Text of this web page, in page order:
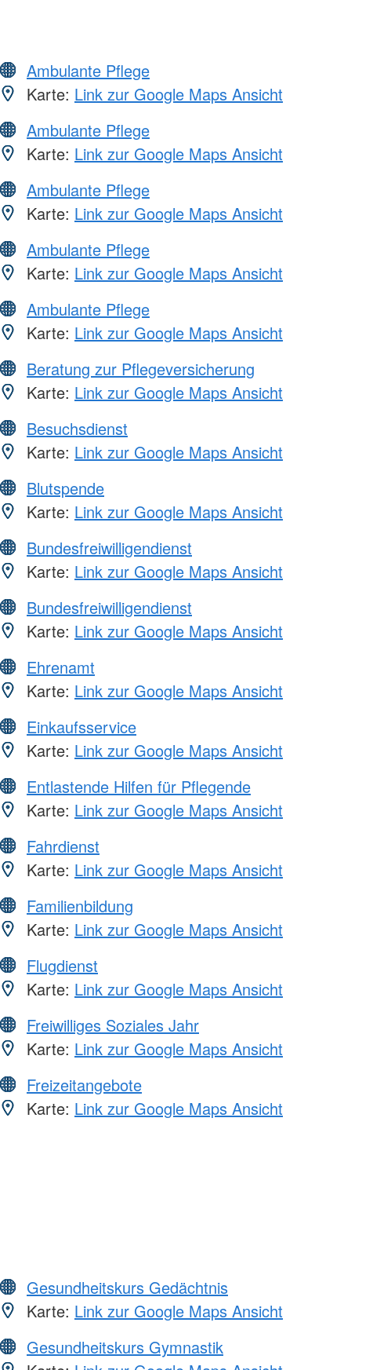
Ambulante Pflege
Karte: Link zur Google Maps Ansicht
Ambulante Pflege
Karte: Link zur Google Maps Ansicht
Ambulante Pflege
Karte: Link zur Google Maps Ansicht
Ambulante Pflege
Karte: Link zur Google Maps Ansicht
Ambulante Pflege
Karte: Link zur Google Maps Ansicht
Beratung zur Pflegeversicherung
Karte: Link zur Google Maps Ansicht
Besuchsdienst
Karte: Link zur Google Maps Ansicht
Blutspende
Karte: Link zur Google Maps Ansicht
Bundesfreiwilligendienst
Karte: Link zur Google Maps Ansicht
Bundesfreiwilligendienst
Karte: Link zur Google Maps Ansicht
Ehrenamt
Karte: Link zur Google Maps Ansicht
Einkaufsservice
Karte: Link zur Google Maps Ansicht
Entlastende Hilfen für Pflegende
Karte: Link zur Google Maps Ansicht
Fahrdienst
Karte: Link zur Google Maps Ansicht
Familienbildung
Karte: Link zur Google Maps Ansicht
Flugdienst
Karte: Link zur Google Maps Ansicht
Freiwilliges Soziales Jahr
Karte: Link zur Google Maps Ansicht
Freizeitangebote
Karte: Link zur Google Maps Ansicht
Gesundheitskurs Gedächtnis
Karte: Link zur Google Maps Ansicht
Gesundheitskurs Gymnastik